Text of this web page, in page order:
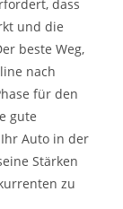
dass
und die
beste Weg,
nach
für den
gute
Auto in der
Stärken
zu